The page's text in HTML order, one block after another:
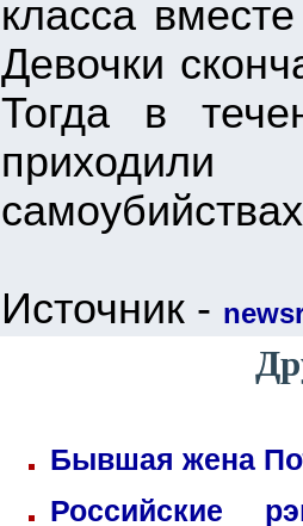
класса
Девочки
Тогда в
приходили
Источник -
Бывшая жена
Российские